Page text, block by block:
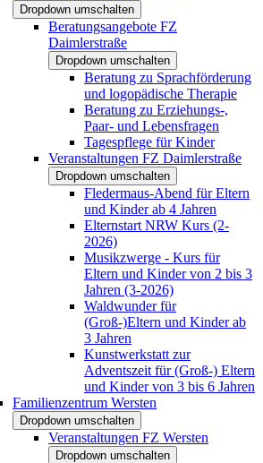
Dropdown umschalten
Beratungsangebote FZ
Daimlerstraße
Dropdown umschalten
Beratung zu Sprachförderung
und logopädische Therapie
Beratung zu Erziehungs-,
Paar- und Lebensfragen
Tagespflege für Kinder
Veranstaltungen FZ Daimlerstraße
Dropdown umschalten
Fledermaus-Abend für Eltern
und Kinder ab 4 Jahren
Elternstart NRW Kurs (2-
2026)
Musikzwerge - Kurs für
Eltern und Kinder von 2 bis 3
Jahren (3-2026)
Waldwunder für
(Groß-)Eltern und Kinder ab
3 Jahren
Kunstwerkstatt zur
Adventszeit für (Groß-) Eltern
und Kinder von 3 bis 6 Jahren
Familienzentrum Wersten
Dropdown umschalten
Veranstaltungen FZ Wersten
Dropdown umschalten